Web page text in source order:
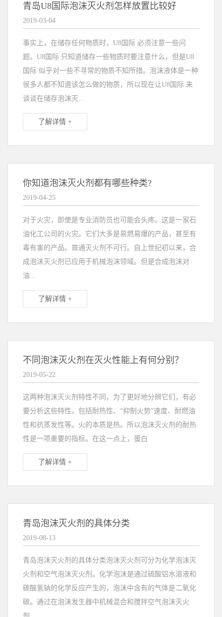
青岛U8国际泡沫灭火剂怎样放置比较好
2019-03-04
事实上，在储存任何物质时，U8国际 必须注意一些问
题。U8国际 只知道储存一些物质时要注意什么，但是U8
国际 似乎对一些不寻常的物质不知所措。泡沫液体是一种
很多人都不知道该怎么做的物质，所以现在让U8国际 来
谈谈在储存泡沫灭...
了解详情 +
你知道泡沫灭火剂都有哪些种类?
2019-04-25
对于火灾，即使是专业消防员也可能会头疼。这是一家石
油化工公司的火灾。它们大多是易燃易爆的产品，甚至有
毒有害的产品。普通灭火剂不可行。自上世纪初以来，合
成泡沫灭火剂已应用于机械泡沫领域。但是合成泡沫对
油...
了解详情 +
不同泡沫灭火剂在灭火性能上有何分别？
2019-05-22
这两种泡沫灭火剂特性不同，为了更好地分辨它们，有必
要分析这些特性，包括耐热性、“抑制火势”速度、耐燃油
性和抗蒸发性等。火的本质是热。所以泡沫灭火剂的耐热
性是一项重要的指标。在这一点上，蛋白
了解详情 +
青岛泡沫灭火剂的具体分类
2019-08-13
青岛泡沫灭火剂的具体分类泡沫灭火剂可分为化学泡沫灭
火剂和空气泡沫灭火剂。化学泡沫是通过硫酸铝水溶液和
碳酸氢钠的化学反应产生的，泡沫中含有的气体是二氧化
碳。通过在泡沫发生器中机械混合和搅拌空气泡沫灭火